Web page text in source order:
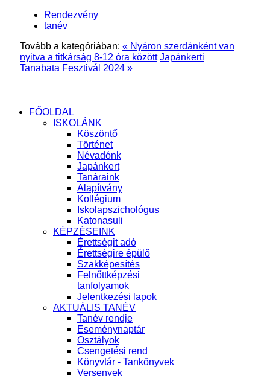
Rendezvény
tanév
Tovább a kategóriában: « Nyáron szerdánként van
nyitva a titkárság 8-12 óra között Japánkerti
Tanabata Fesztivál 2024 »
FŐOLDAL
ISKOLÁNK
Köszöntő
Történet
Névadónk
Japánkert
Tanáraink
Alapítvány
Kollégium
Iskolapszichológus
Katonasuli
KÉPZÉSEINK
Érettségit adó
Érettségire épülő
Szakképesítés
Felnőttképzési
tanfolyamok
Jelentkezési lapok
AKTUÁLIS TANÉV
Tanév rendje
Eseménynaptár
Osztályok
Csengetési rend
Könyvtár - Tankönyvek
Versenyek